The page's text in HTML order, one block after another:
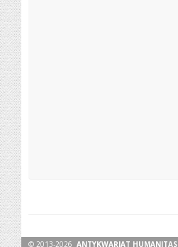
© 2013-2026ANTYKWARIAT HUMANITAS